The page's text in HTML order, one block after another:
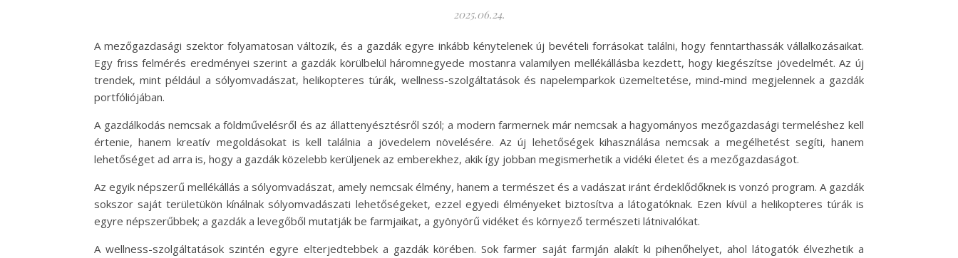
2025.06.24.
A mezőgazdasági szektor folyamatosan változik, és a gazdák egyre inkább kénytelenek új bevételi forrásokat találni, hogy fenntarthassák vállalkozásaikat.
Egy friss felmérés eredményei szerint a gazdák körülbelül háromnegyede mostanra valamilyen mellékállásba kezdett, hogy kiegészítse jövedelmét. Az új
trendek, mint például a sólyomvadászat, helikopteres túrák, wellness-szolgáltatások és napelemparkok üzemeltetése, mind-mind megjelennek a gazdák
portfóliójában.
A gazdálkodás nemcsak a földművelésről és az állattenyésztésről szól; a modern farmernek már nemcsak a hagyományos mezőgazdasági termeléshez kell
értenie, hanem kreatív megoldásokat is kell találnia a jövedelem növelésére. Az új lehetőségek kihasználása nemcsak a megélhetést segíti, hanem
lehetőséget ad arra is, hogy a gazdák közelebb kerüljenek az emberekhez, akik így jobban megismerhetik a vidéki életet és a mezőgazdaságot.
Az egyik népszerű mellékállás a sólyomvadászat, amely nemcsak élmény, hanem a természet és a vadászat iránt érdeklődőknek is vonzó program. A gazdák
sokszor saját területükön kínálnak sólyomvadászati lehetőségeket, ezzel egyedi élményeket biztosítva a látogatóknak. Ezen kívül a helikopteres túrák is
egyre népszerűbbek; a gazdák a levegőből mutatják be farmjaikat, a gyönyörű vidéket és környező természeti látnivalókat.
A wellness-szolgáltatások szintén egyre elterjedtebbek a gazdák körében. Sok farmer saját farmján alakít ki pihenőhelyet, ahol látogatók élvezhetik a